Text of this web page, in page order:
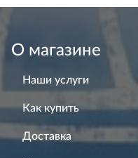
О магазине
Наши услуги
Как купить
Доставка